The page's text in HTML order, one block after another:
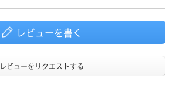
レビューを書く
レビューをリクエストする